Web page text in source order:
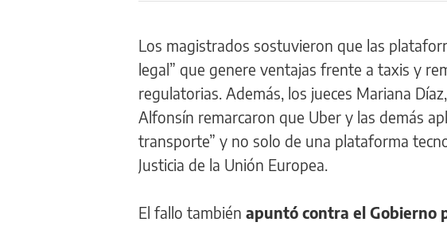
Los magistrados sostuvieron que las
legal” que genere ventajas frente a taxis y
regulatorias. Además, los jueces Mariana
Alfonsín remarcaron que Uber y las demás
transporte” y no solo de una plataforma
Justicia de la Unión Europea.
El fallo también apuntó contra el Gobierno